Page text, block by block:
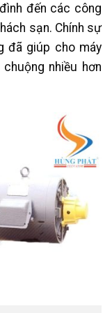
đến các công
sạn. Chính sự
đã giúp cho máy
nhiều hơn